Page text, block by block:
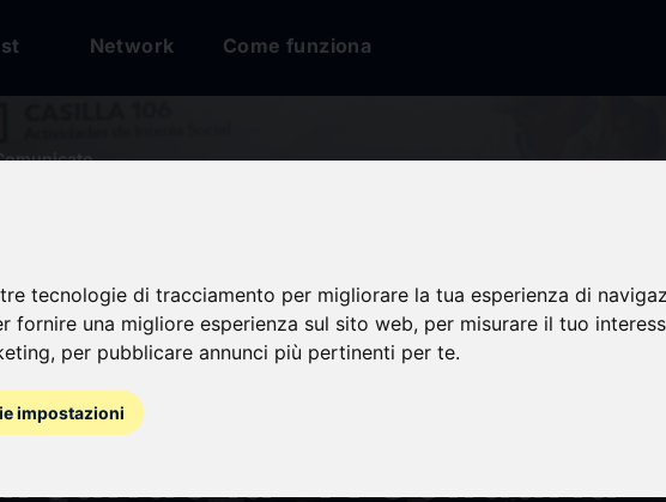
tecnologie di tracciamento per migliorare la tua esperienza di
fornire una migliore esperienza sul sito web, per misurare il tuo
, per pubblicare annunci più pertinenti per te.
impostazioni
Network Come funziona
12,4 millones de
un “gesto
la “X Solidaria”